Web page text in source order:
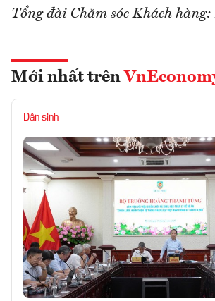
Tổng đài Chăm sóc Khách hàng:
Mới nhất trên
Dân sinh